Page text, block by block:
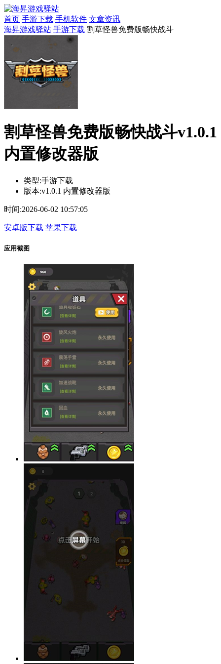
首页 手游下载 手机软件 文章资讯
海昇游戏驿站 手游下载 割草怪兽免费版畅快战斗
割草怪兽免费版畅快战斗v1.0.1
内置修改器版
类型:手游下载
版本:v1.0.1 内置修改器版
时间:2026-06-02 10:57:05
安卓版下载 苹果下载
应用截图